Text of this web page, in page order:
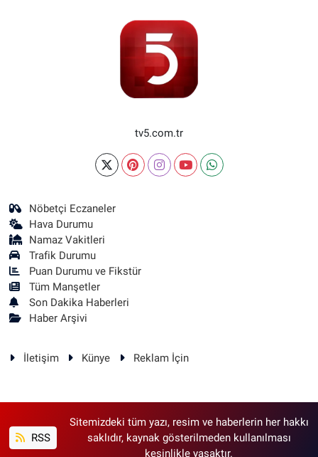
tv5.com.tr
Nöbetçi Eczaneler
Hava Durumu
Namaz Vakitleri
Trafik Durumu
Puan Durumu ve Fikstür
Tüm Manşetler
Son Dakika Haberleri
Haber Arşivi
İletişim Künye Reklam İçin
RSS
Sitemizdeki tüm yazı, resim ve haberlerin her hakkı
saklıdır, kaynak gösterilmeden kullanılması
kesinlikle yasaktır.